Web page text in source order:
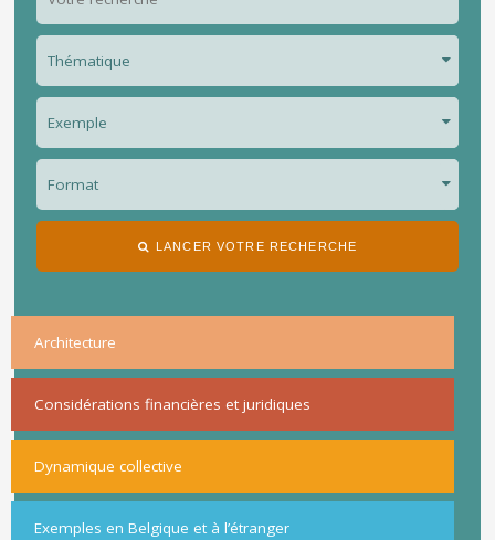
LANCER VOTRE RECHERCHE
Architecture
Considérations financières et juridiques
Dynamique collective
Exemples en Belgique et à l’étranger